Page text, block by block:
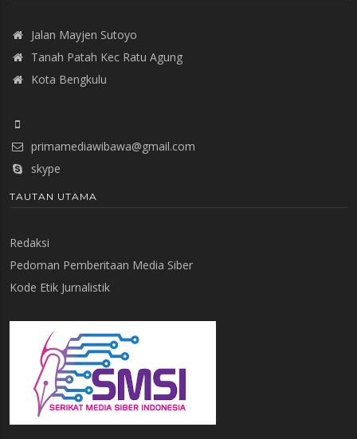
Jalan Mayjen Sutoyo
Tanah Patah Kec Ratu Agung
Kota Bengkulu
primamediawibawa@gmail.com
skype
TAUTAN UTAMA
Redaksi
Pedoman Pemberitaan Media Siber
Kode Etik Jurnalistik